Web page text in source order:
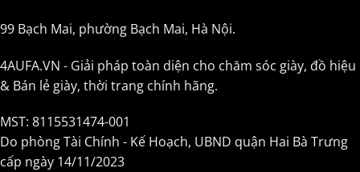
99 Bạch Mai, phường Bạch Mai, Hà Nội.
4AUFA.VN - Giải pháp toàn diện cho chăm sóc giày, đồ hiệu
& Bán lẻ giày, thời trang chính hãng.
MST: 8115531474-001
Do phòng Tài Chính - Kế Hoạch, UBND quận Hai Bà Trưng
cấp ngày 14/11/2023